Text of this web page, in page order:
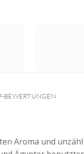
BEWERTUNGEN
Aroma und